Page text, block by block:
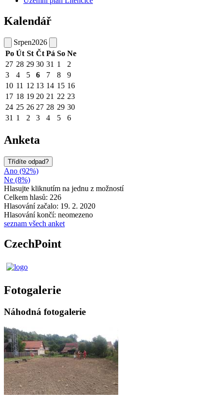
Kalendář
Srpen2026
Po Út St Čt Pá So Ne
27 28 29 30 31 1
2
3
4 5 6 7 8
9
10 11 12 13 14 15 16
17 18 19 20 21 22 23
24 25 26 27 28 29 30
31 1 2 3 4 5 6
Anketa
Třídíte odpad?
Ano (92%)
Ne (8%)
Hlasujte kliknutím na jednu z možností
Celkem hlasů: 226
Hlasování začalo: 19. 2. 2020
Hlasování končí: neomezeno
seznam všech anket
CzechPoint
Fotogalerie
Náhodná fotogalerie